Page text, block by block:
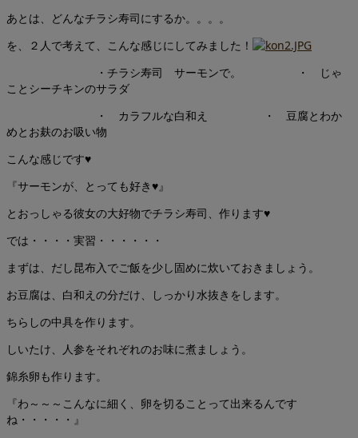
あとは、どんなチラシ寿司にするか。。。。
を、２人で考えて、こんな感じにしてみました！
・チラシ寿司 サーモンで。 ・ じゃ
ことシーチキンのサラダ
・ カラフルな白和え ・ 豆腐とわか
めとお麸のお吸い物
こんな感じです♥
『サーモンが、とっても好き♥』
とおっしゃる彼女の大好物でチラシ寿司、作ります♥
では・・・・実習・・・・・・
まずは、だし昆布入でご飯を少し固めに炊いておきましょう。
お豆腐は、白和えの分だけ、しっかり水抜きをします。
ちらしの中具を作ります。
しいたけ、人参をそれぞれのお味に煮ましょう。
錦糸卵も作ります。
『わ～～～こんなに細く、卵を切ることって出来るんです
ね・・・・・』